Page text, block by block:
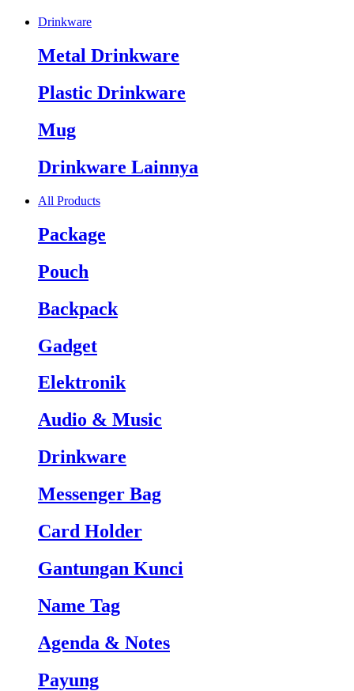
Drinkware
Metal Drinkware
Plastic Drinkware
Mug
Drinkware Lainnya
All Products
Package
Pouch
Backpack
Gadget
Elektronik
Audio & Music
Drinkware
Messenger Bag
Card Holder
Gantungan Kunci
Name Tag
Agenda & Notes
Payung